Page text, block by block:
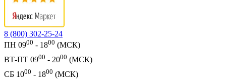
8 (800) 302-25-24
ПН 0900 - 1800 (МСК)
ВТ-ПТ 0900 - 2000 (МСК)
СБ 1000 - 1800 (МСК)